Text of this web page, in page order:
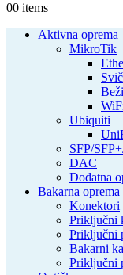
00 items
Aktivna oprema
MikroTik
Ubiquiti
SFP/
DAC
Dodatna
Bakarna oprema
Konektori
Priključni
Priključni
Bakarni
Priključni